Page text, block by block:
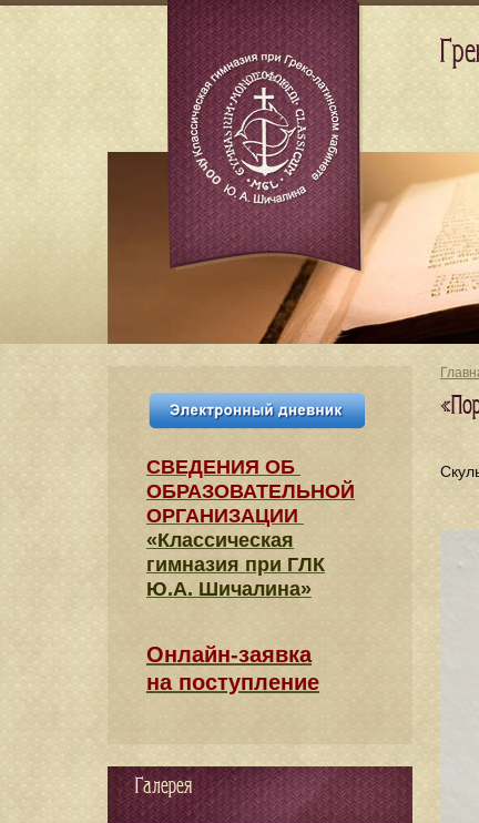
СВЕДЕНИЯ​ ОБ
ОБРАЗОВАТЕЛЬНОЙ
ОРГАНИЗАЦИИ
«Классическая
гимназия при ГЛК
Ю.А. Шичалина»
Онлайн-заявка
на поступление
Галерея